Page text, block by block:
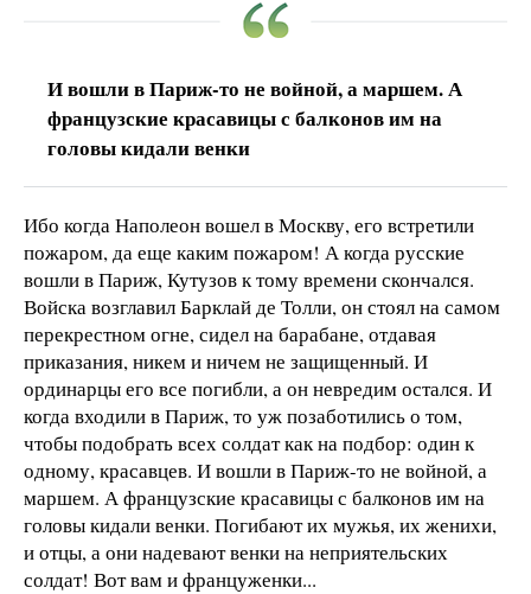
И вошли в Париж-то не войной, а маршем. А
французские красавицы с балконов им на
головы кидали венки
Ибо когда Наполеон вошел в Москву, его встретили
пожаром, да еще каким пожаром! А когда русские
вошли в Париж, Кутузов к тому времени скончался.
Войска возглавил Барклай де Толли, он стоял на самом
перекрестном огне, сидел на барабане, отдавая
приказания, никем и ничем не защищенный. И
ординарцы его все погибли, а он невредим остался. И
когда входили в Париж, то уж позаботились о том,
чтобы подобрать всех солдат как на подбор: один к
одному, красавцев. И вошли в Париж-то не войной, а
маршем. А французские красавицы с балконов им на
головы кидали венки. Погибают их мужья, их женихи,
и отцы, а они надевают венки на неприятельских
солдат! Вот вам и француженки...